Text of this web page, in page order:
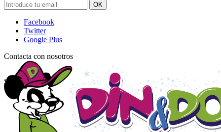
OK
Facebook
Twitter
Google Plus
Contacta con nosotros